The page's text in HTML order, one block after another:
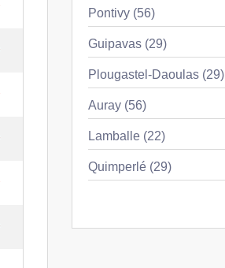
Pontivy (56)
Guipavas (29)
Plougastel-Daoulas (29)
Auray (56)
Lamballe (22)
Quimperlé (29)